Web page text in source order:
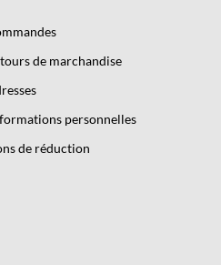
de marchandise
personnelles
de réduction